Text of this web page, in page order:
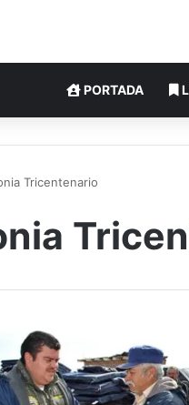
PORTADA
Tricentenario